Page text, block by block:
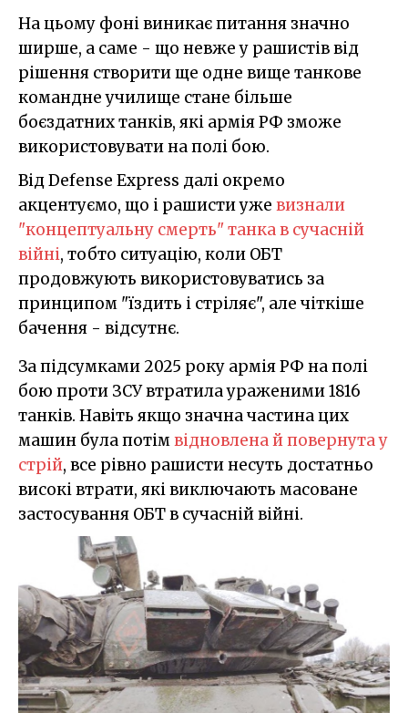
На цьому фоні виникає питання значно
ширше, а саме - що невже у рашистів від
рішення створити ще одне вище танкове
командне училище стане більше
боєздатних танків, які армія РФ зможе
використовувати на полі бою.
Від Defense Express далі окремо
акцентуємо, що і рашисти уже визнали
"концептуальну смерть" танка в сучасній
війні, тобто ситуацію, коли ОБТ
продовжують використовуватись за
принципом "їздить і стріляє", але чіткіше
бачення - відсутнє.
За підсумками 2025 року армія РФ на полі
бою проти ЗСУ втратила ураженими 1816
танків. Навіть якщо значна частина цих
машин була потімвідновлена й повернута у
стрій, все рівно рашисти несуть достатньо
високі втрати, які виключають масоване
застосування ОБТ в сучасній війні.